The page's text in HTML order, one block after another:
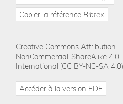
Copier la référence Bibtex
Creative Commons Attribution-
NonCommercial-ShareAlike 4.0
International (CC BY-NC-SA 4.0)
Accéder à la version PDF